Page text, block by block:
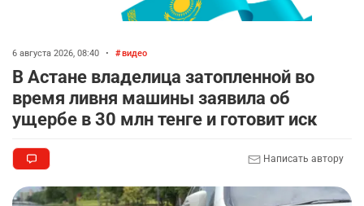
2328 1
9
🐏 Скота больше, а мясо дороже. Почему в
Казахстане продолжают расти цены на
баранину и конину
10
амнистии
6 августа 2026, 08:40 • видео
В Астане владелица затопленной во
время ливня машины заявила об
ущербе в 30 млн тенге и готовит иск
Написать автору